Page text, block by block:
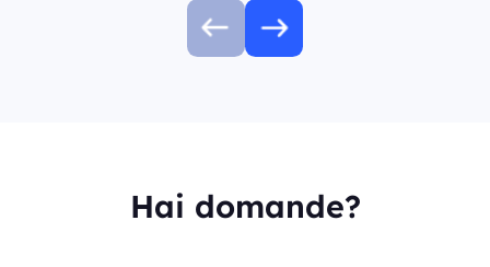
Hai domande?